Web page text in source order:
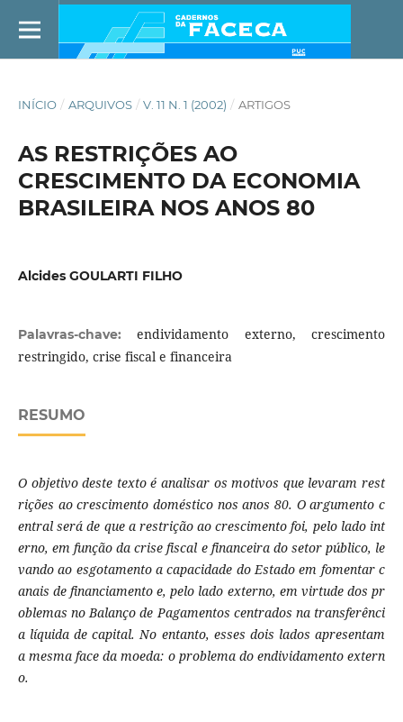
INÍCIO / ARQUIVOS / V. 11 N. 1 (2002) / ARTIGOS
AS RESTRIÇÕES AO
CRESCIMENTO DA ECONOMIA
BRASILEIRA NOS ANOS 80
Alcides GOULARTI FILHO
Palavras-chave:endividamento externo, crescimento
restringido, crise fiscal e financeira
RESUMO
O objetivo deste texto é analisar os motivos que levaram rest
rições ao crescimento doméstico nos anos 80. O argumento c
entral será de que a restrição ao crescimento foi, pelo lado int
erno, em função da crise fiscal e financeira do setor público, le
vando ao esgotamento a capacidade do Estado em fomentar c
anais de financiamento e, pelo lado externo, em virtude dos pr
oblemas no Balanço de Pagamentos centrados na transferênci
a líquida de capital. No entanto, esses dois lados apresentam
a mesma face da moeda: o problema do endividamento extern
o.